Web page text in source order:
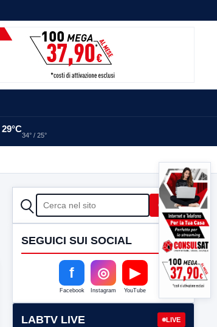
29°C
34° / 25°
CERCA Cerca
SEGUICI SUI SOCIAL
f
Facebook
◎
Instagram
▶
YouTube
LABTV LIVE LIVE